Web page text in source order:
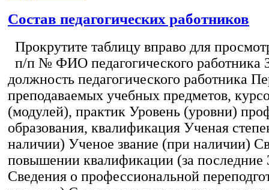
Состав педагогических работников
Прокрутите таблицу вправо для
п/п № ФИО педагогического работника
должность педагогического работника
преподаваемых учебных предметов,
(модулей), практик Уровень (уровни)
образования, квалификация Ученая
наличии) Ученое звание (при наличии)
повышении квалификации (за последние
Сведения о профессиональной